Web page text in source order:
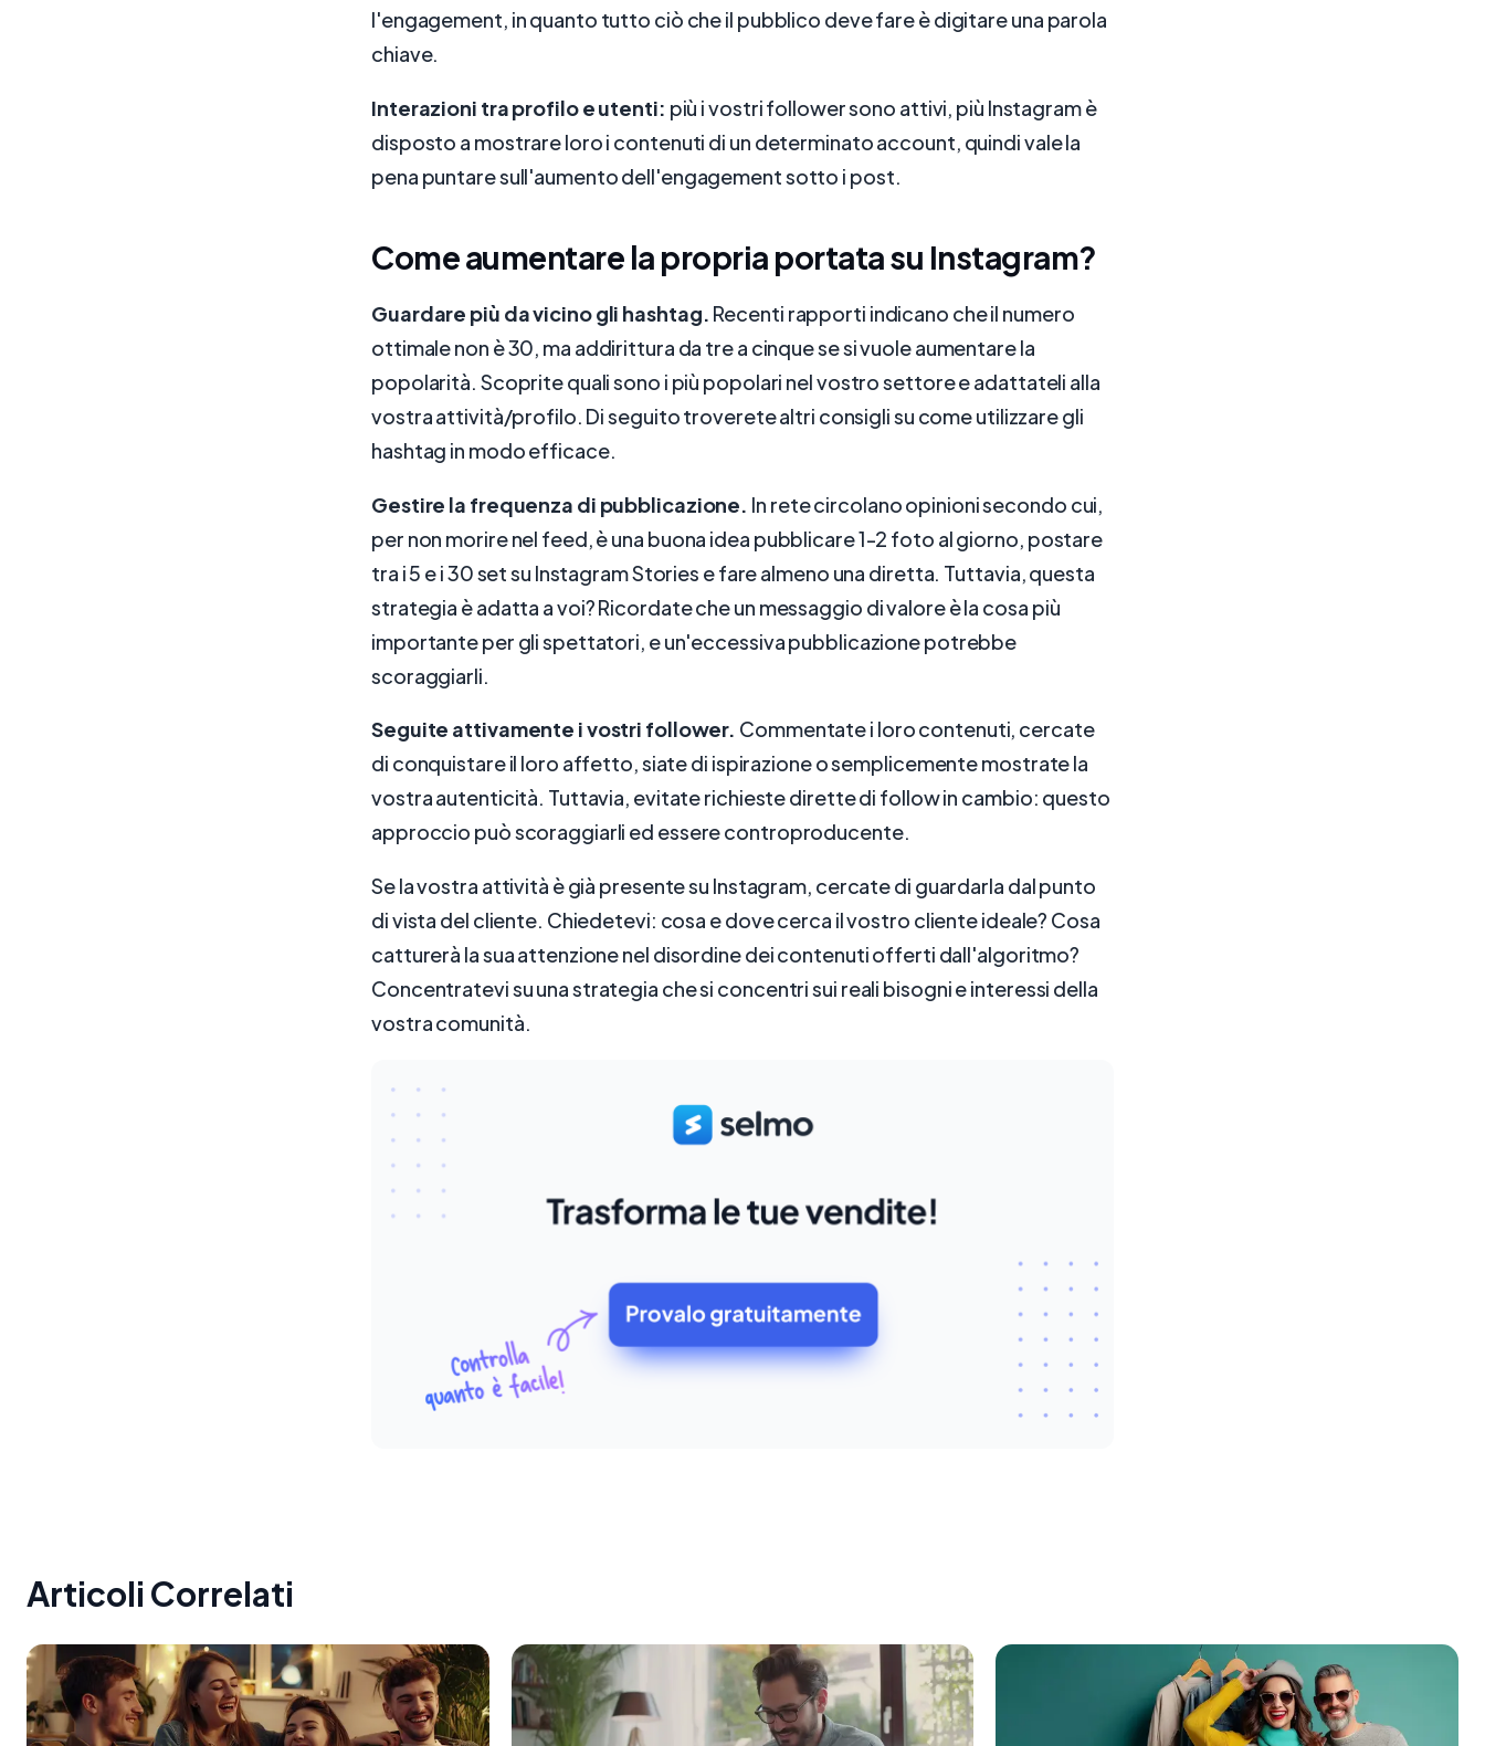
l'engagement, in quanto tutto ciò che il pubblico deve fare è digitare una parola
chiave.
Interazioni tra profilo e utenti: più i vostri follower sono attivi, più Instagram è
disposto a mostrare loro i contenuti di un determinato account, quindi vale la
pena puntare sull'aumento dell'engagement sotto i post.
Come aumentare la propria portata su Instagram?
Guardare più da vicino gli hashtag. Recenti rapporti indicano che il numero
ottimale non è 30, ma addirittura da tre a cinque se si vuole aumentare la
popolarità. Scoprite quali sono i più popolari nel vostro settore e adattateli alla
vostra attività/profilo. Di seguito troverete altri consigli su come utilizzare gli
hashtag in modo efficace.
Gestire la frequenza di pubblicazione. In rete circolano opinioni secondo cui,
per non morire nel feed, è una buona idea pubblicare 1-2 foto al giorno, postare
tra i 5 e i 30 set su Instagram Stories e fare almeno una diretta. Tuttavia, questa
strategia è adatta a voi? Ricordate che un messaggio di valore è la cosa più
importante per gli spettatori, e un'eccessiva pubblicazione potrebbe
scoraggiarli.
Seguite attivamente i vostri follower. Commentate i loro contenuti, cercate
di conquistare il loro affetto, siate di ispirazione o semplicemente mostrate la
vostra autenticità. Tuttavia, evitate richieste dirette di follow in cambio: questo
approccio può scoraggiarli ed essere controproducente.
Se la vostra attività è già presente su Instagram, cercate di guardarla dal punto
di vista del cliente. Chiedetevi: cosa e dove cerca il vostro cliente ideale? Cosa
catturerà la sua attenzione nel disordine dei contenuti offerti dall'algoritmo?
Concentratevi su una strategia che si concentri sui reali bisogni e interessi della
vostra comunità.
Articoli Correlati